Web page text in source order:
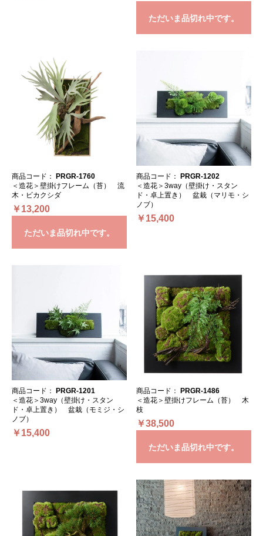
ただいま品切れ中です。
商品コード：
PRGR-1760
＜造花＞壁掛けフレーム（苔） 流
木・ビカクシダ
￥13,200
ただいま品切れ中です。
商品コード：
PRGR-1202
＜造花＞3way（壁掛け・スタン
ド・卓上置き） 盆栽（マリモ・シ
ノブ）
￥15,400
商品コード：
PRGR-1201
＜造花＞3way（壁掛け・スタン
ド・卓上置き） 盆栽（モミジ・シ
ノブ）
￥15,400
商品コード：
PRGR-1486
＜造花＞壁掛けフレーム（苔） 木
枝
￥38,500
ただいま品切れ中です。